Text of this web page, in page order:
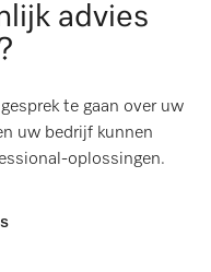
advies
te gaan over uw
uw bedrijf kunnen
oplossingen.